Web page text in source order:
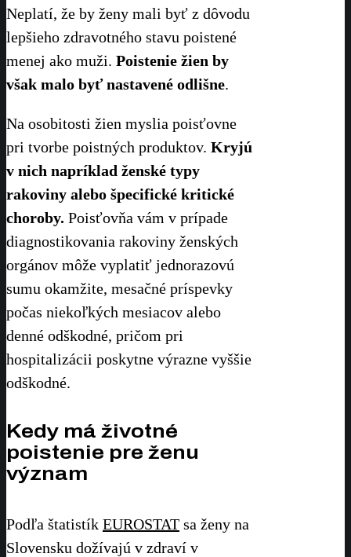
Neplatí, že by ženy mali byť z dôvodu
lepšieho zdravotného stavu poistené
menej ako muži. Poistenie žien by
však malo byť nastavené odlišne.
Na osobitosti žien myslia poisťovne
pri tvorbe poistných produktov. Kryjú
v nich napríklad ženské typy
rakoviny alebo špecifické kritické
choroby. Poisťovňa vám v prípade
diagnostikovania rakoviny ženských
orgánov môže vyplatiť jednorazovú
sumu okamžite, mesačné príspevky
počas niekoľkých mesiacov alebo
denné odškodné, pričom pri
hospitalizácii poskytne výrazne vyššie
odškodné.
Kedy má životné
poistenie pre ženu
význam
Podľa štatistík EUROSTAT sa ženy na
Slovensku dožívajú v zdraví v